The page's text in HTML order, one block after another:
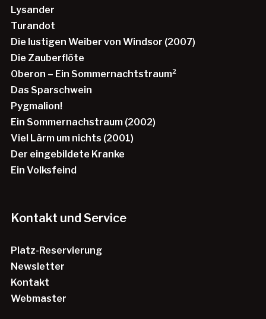
Lysander
Turandot
Die lustigen Weiber von Windsor (2007)
Die Zauberflöte
Oberon – Ein Sommernachtstraum²
Das Sparschwein
Pygmalion!
Ein Sommernachstraum (2002)
Viel Lärm um nichts (2001)
Der eingebildete Kranke
Ein Volksfeind
Kontakt und Service
Platz-Reservierung
Newsletter
Kontakt
Webmaster